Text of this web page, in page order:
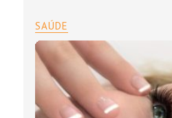
SAÚDE